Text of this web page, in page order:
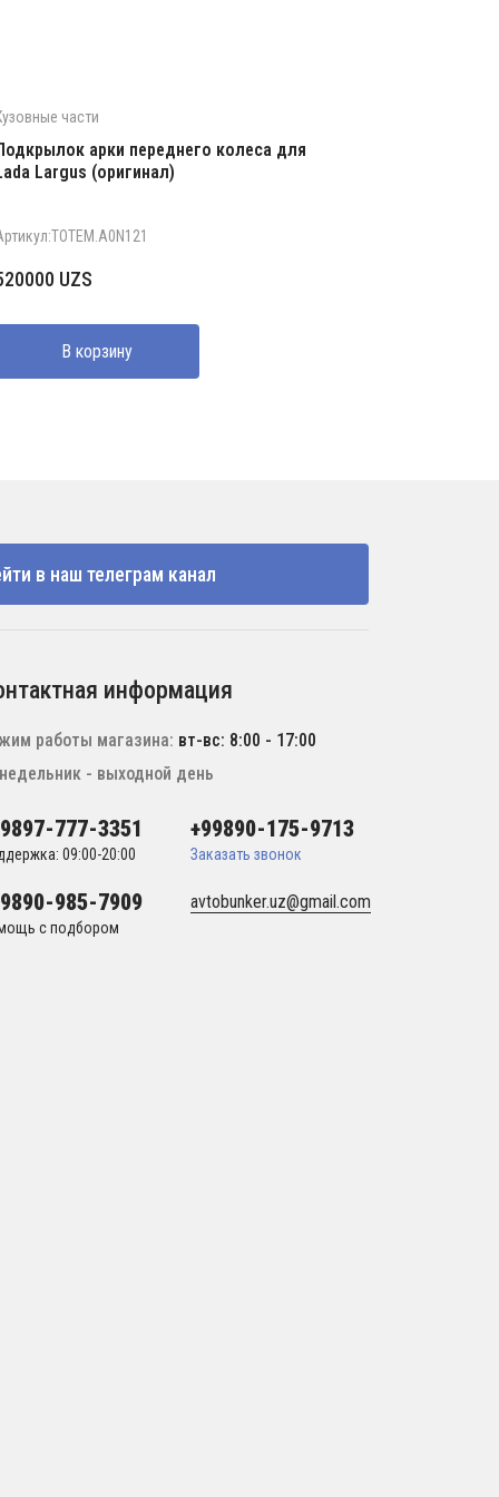
части
арки переднего колеса для
Largus (оригинал)
UZS
В корзину
в наш телеграм канал
информация
работы магазина: вт-вс: 8:00 - 17:00
- выходной день
777-3351
09:00-20:00
+99890-175-9713
Заказать звонок
985-7909
с подбором
avtobunker.uz@gmail.com